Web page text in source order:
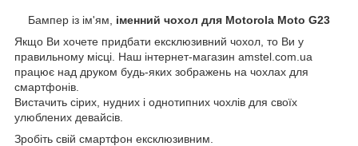
Бампер із ім'ям,
іменний чохол для Motorola Moto G23
Якщо Ви хочете придбати ексклюзивний чохол, то Ви у
правильному місці. Наш інтернет-магазин amstel.com.ua
працює над друком будь-яких зображень на чохлах для
смартфонів.
Вистачить сірих, нудних і однотипних чохлів для своїх
улюблених девайсів.
Зробіть свій смартфон ексклюзивним.